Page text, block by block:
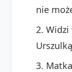
nie
Widzi